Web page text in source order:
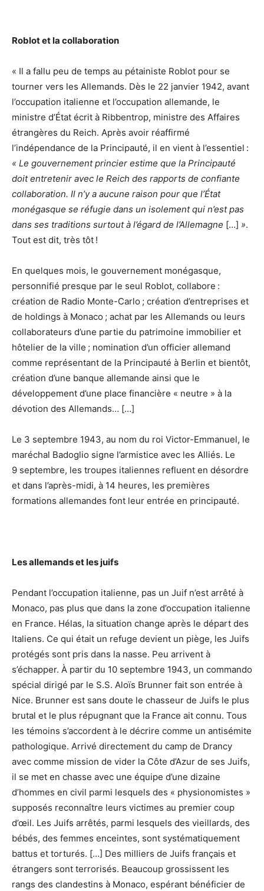
Roblot et la collaboration
« Il a fallu peu de temps au pétainiste Roblot pour se
tourner vers les Allemands. Dès le 22 janvier 1942, avant
l’occupation italienne et l’occupation allemande, le
ministre d’État écrit à Ribbentrop, ministre des Affaires
étrangères du Reich. Après avoir réaffirmé
l’indépendance de la Principauté, il en vient à l’essentiel :
« Le gouvernement princier estime que la Principauté
doit entretenir avec le Reich des rapports de confiante
collaboration. Il n’y a aucune raison pour que l’État
monégasque se réfugie dans un isolement qui n’est pas
dans ses traditions surtout à l’égard de l’Allemagne […] ».
Tout est dit, très tôt !
En quelques mois, le gouvernement monégasque,
personnifié presque par le seul Roblot, collabore :
création de Radio Monte-Carlo ; création d’entreprises et
de holdings à Monaco ; achat par les Allemands ou leurs
collaborateurs d’une partie du patrimoine immobilier et
hôtelier de la ville ; nomination d’un officier allemand
comme représentant de la Principauté à Berlin et bientôt,
création d’une banque allemande ainsi que le
développement d’une place financière « neutre » à la
dévotion des Allemands… […]
Le 3 septembre 1943, au nom du roi Victor-Emmanuel, le
maréchal Badoglio signe l’armistice avec les Alliés. Le
9 septembre, les troupes italiennes refluent en désordre
et dans l’après-midi, à 14 heures, les premières
formations allemandes font leur entrée en principauté.
Les allemands et les juifs
Pendant l’occupation italienne, pas un Juif n’est arrêté à
Monaco, pas plus que dans la zone d’occupation italienne
en France. Hélas, la situation change après le départ des
Italiens. Ce qui était un refuge devient un piège, les Juifs
protégés sont pris dans la nasse. Peu arrivent à
s’échapper. À partir du 10 septembre 1943, un commando
spécial dirigé par le S.S. Aloïs Brunner fait son entrée à
Nice. Brunner est sans doute le chasseur de Juifs le plus
brutal et le plus répugnant que la France ait connu. Tous
les témoins s’accordent à le décrire comme un antisémite
pathologique. Arrivé directement du camp de Drancy
avec comme mission de vider la Côte d’Azur de ses Juifs,
il se met en chasse avec une équipe d’une dizaine
d’hommes en civil parmi lesquels des « physionomistes »
supposés reconnaître leurs victimes au premier coup
d’œil. Les Juifs arrêtés, parmi lesquels des vieillards, des
bébés, des femmes enceintes, sont systématiquement
battus et torturés. […] Des milliers de Juifs français et
étrangers sont terrorisés. Beaucoup grossissent les
rangs des clandestins à Monaco, espérant bénéficier de